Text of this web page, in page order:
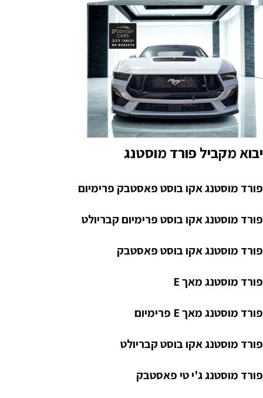
יבוא מקביל פורד מוסטנג
פורד מוסטנג אקו בוסט פאסטבק פרימיום
פורד מוסטנג אקו בוסט פרימיום קבריולט
פורד מוסטנג אקו בוסט פאסטבק
פורד מוסטנג מאך E
פורד מוסטנג מאך E פרימיום
פורד מוסטנג אקו בוסט קבריולט
פורד מוסטנג ג'י טי פאסטבק